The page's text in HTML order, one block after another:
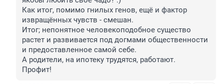
Как итог, помимо гнилых генов, ещё и фактор
извращённых чувств - смешан.
Итог; непонятное человекоподобное существо
растет и развивается под догмами общественности
и предоставленное самой себе.
А родители, на ипотеку трудятся, работают.
Профит!